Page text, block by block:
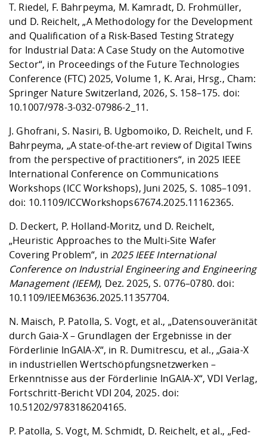
T. Riedel, F. Bahrpeyma, M. Kamradt, D. Frohmüller,
und D. Reichelt, „A Methodology for the Development
and Qualification of a Risk-Based Testing Strategy
for Industrial Data: A Case Study on the Automotive
Sector“, in Proceedings of the Future Technologies
Conference (FTC) 2025, Volume 1, K. Arai, Hrsg., Cham:
Springer Nature Switzerland, 2026, S. 158–175. doi:
10.1007/978-3-032-07986-2_11.
J. Ghofrani, S. Nasiri, B. Ugbomoiko, D. Reichelt, und F.
Bahrpeyma, „A state-of-the-art review of Digital Twins
from the perspective of practitioners“, in 2025 IEEE
International Conference on Communications
Workshops (ICC Workshops), Juni 2025, S. 1085–1091.
doi: 10.1109/ICCWorkshops67674.2025.11162365.
D. Deckert, P. Holland-Moritz, und D. Reichelt,
„Heuristic Approaches to the Multi-Site Wafer
Covering Problem“, in2025 IEEE International
Conference on Industrial Engineering and Engineering
Management (IEEM), Dez. 2025, S. 0776–0780. doi:
10.1109/IEEM63636.2025.11357704.
N. Maisch, P. Patolla, S. Vogt, et al., „Datensouveränität
durch Gaia-X – Grundlagen der Ergebnisse in der
Förderlinie InGAIA-X“, in R. Dumitrescu, et al., „Gaia-X
in industriellen Wertschöpfungsnetzwerken –
Erkenntnisse aus der Förderlinie InGAIA-X“, VDI Verlag,
Fortschritt-Bericht VDI 204, 2025. doi:
10.51202/9783186204165.
P. Patolla, S. Vogt, M. Schmidt, D. Reichelt, et al., „Fed-